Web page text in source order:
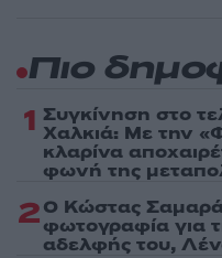
Πιο
1 Συγκίνηση στο
Χαλκιά: Με την
κλαρίνα
φωνή της
2Ο Κώστας
φωτογραφία για
αδελφής του,